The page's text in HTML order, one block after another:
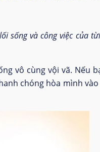
sống và công việc của
vô cùng vội vã. Nếu
chóng hòa mình